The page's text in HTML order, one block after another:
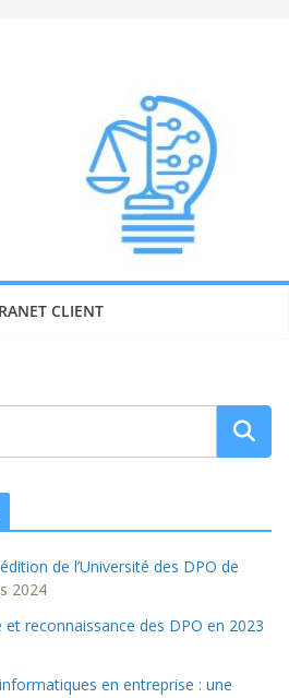
CLIENT
de l’Université des DPO de
2024
et reconnaissance des DPO en 2023
en entreprise : une